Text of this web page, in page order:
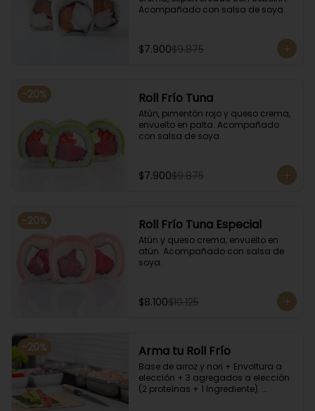
Acompañado con salsa de soya.
$7.900$9.875
-20% Roll Frío Tuna
Atún, pimentón rojo y queso crema,
envuelto en palta. Acompañado
con salsa de soya.
$7.900$9.875
-20% Roll Frío Tuna Especial
Atún y queso crema, envuelto en
atún. Acompañado con salsa de
soya.
$8.100$10.125
-20% Arma tu Roll Frío
Base de arroz y nori + Envoltura a
elección + 3 agregados a elección
(2 proteínas + 1 Ingrediente).